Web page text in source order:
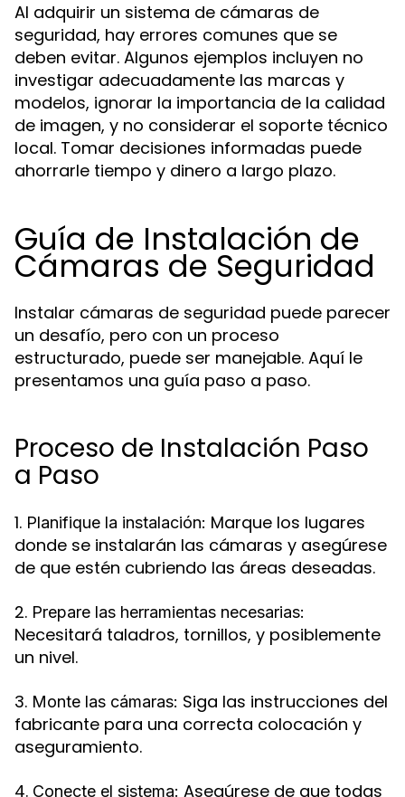
Al adquirir un sistema de cámaras de
seguridad, hay errores comunes que se
deben evitar. Algunos ejemplos incluyen no
investigar adecuadamente las marcas y
modelos, ignorar la importancia de la calidad
de imagen, y no considerar el soporte técnico
local. Tomar decisiones informadas puede
ahorrarle tiempo y dinero a largo plazo.
Guía de Instalación de
Cámaras de Seguridad
Instalar cámaras de seguridad puede parecer
un desafío, pero con un proceso
estructurado, puede ser manejable. Aquí le
presentamos una guía paso a paso.
Proceso de Instalación Paso
a Paso
1. Planifique la instalación: Marque los lugares
donde se instalarán las cámaras y asegúrese
de que estén cubriendo las áreas deseadas.
2. Prepare las herramientas necesarias:
Necesitará taladros, tornillos, y posiblemente
un nivel.
3. Monte las cámaras: Siga las instrucciones del
fabricante para una correcta colocación y
aseguramiento.
4. Conecte el sistema: Asegúrese de que todas